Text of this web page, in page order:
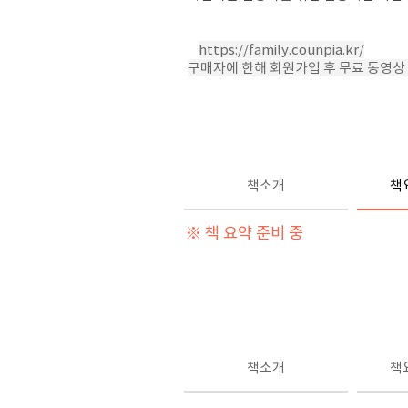
https://family.counpia.kr/
구매자에 한해 회원가입 후 무료 동영
책소개 책
※ 책 요약 준비 중
책소개 책